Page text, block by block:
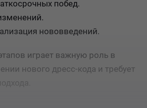
побед.
нововведений.
играет важную роль в
нового дресс-кода и требует